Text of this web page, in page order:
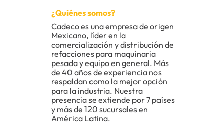
Califica el producto de 1 a 5 estrellas
★★★★★
Tu nombre
Dirección de email
Escribe un comentario
¿Quiénes somos?
Cadeco es una empresa de origen
Mexicano, líder en la
comercialización y distribución de
refacciones para maquinaria
pesada y equipo en general. Más
de 40 años de experiencia nos
respaldan como la mejor opción
para la industria. Nuestra
presencia se extiende por 7 países
y más de 120 sucursales en
América Latina.